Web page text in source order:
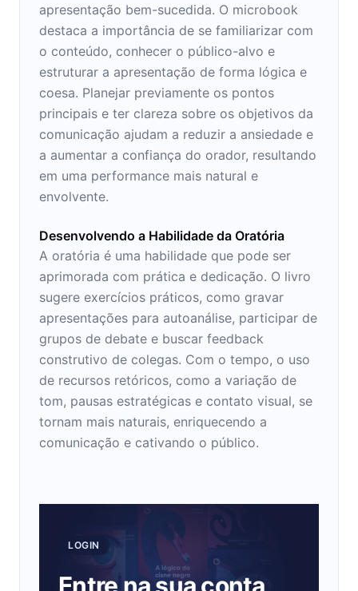
apresentação bem-sucedida. O microbook
destaca a importância de se familiarizar com
o conteúdo, conhecer o público-alvo e
estruturar a apresentação de forma lógica e
coesa. Planejar previamente os pontos
principais e ter clareza sobre os objetivos da
comunicação ajudam a reduzir a ansiedade e
a aumentar a confiança do orador, resultando
em uma performance mais natural e
envolvente.
Desenvolvendo a Habilidade da Oratória
A oratória é uma habilidade que pode ser
aprimorada com prática e dedicação. O livro
sugere exercícios práticos, como gravar
apresentações para autoanálise, participar de
grupos de debate e buscar feedback
construtivo de colegas. Com o tempo, o uso
de recursos retóricos, como a variação de
tom, pausas estratégicas e contato visual, se
tornam mais naturais, enriquecendo a
comunicação e cativando o público.
LOGIN